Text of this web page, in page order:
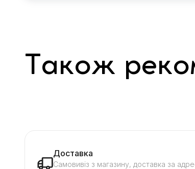
Також
Доставка
Самовивіз з магазину, доставка за